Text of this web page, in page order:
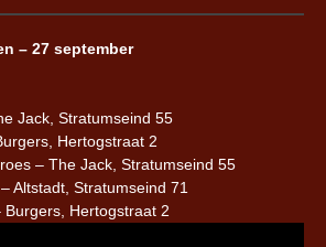
– 27 september
Jack, Stratumseind 55
Hertogstraat 2
– The Jack, Stratumseind 55
Altstadt, Stratumseind 71
Hertogstraat 2